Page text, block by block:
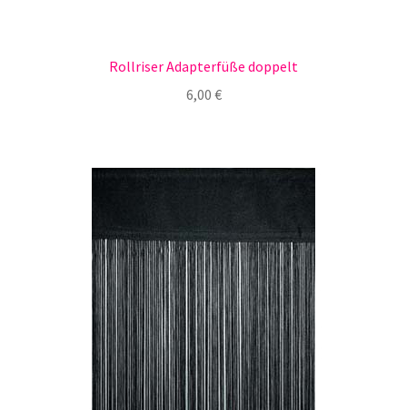
Rollriser Adapterfüße doppelt
6,00 €